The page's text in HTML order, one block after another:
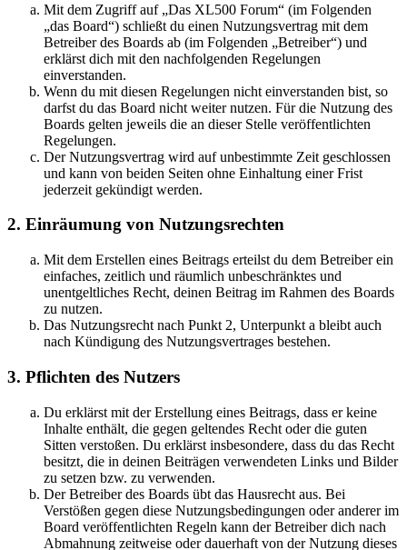
Mit dem Zugriff auf „Das XL500 Forum“ (im Folgenden
„das Board“) schließt du einen Nutzungsvertrag mit dem
Betreiber des Boards ab (im Folgenden „Betreiber“) und
erklärst dich mit den nachfolgenden Regelungen
einverstanden.
Wenn du mit diesen Regelungen nicht einverstanden bist, so
darfst du das Board nicht weiter nutzen. Für die Nutzung des
Boards gelten jeweils die an dieser Stelle veröffentlichten
Regelungen.
Der Nutzungsvertrag wird auf unbestimmte Zeit geschlossen
und kann von beiden Seiten ohne Einhaltung einer Frist
jederzeit gekündigt werden.
2. Einräumung von Nutzungsrechten
Mit dem Erstellen eines Beitrags erteilst du dem Betreiber ein
einfaches, zeitlich und räumlich unbeschränktes und
unentgeltliches Recht, deinen Beitrag im Rahmen des Boards
zu nutzen.
Das Nutzungsrecht nach Punkt 2, Unterpunkt a bleibt auch
nach Kündigung des Nutzungsvertrages bestehen.
3. Pflichten des Nutzers
Du erklärst mit der Erstellung eines Beitrags, dass er keine
Inhalte enthält, die gegen geltendes Recht oder die guten
Sitten verstoßen. Du erklärst insbesondere, dass du das Recht
besitzt, die in deinen Beiträgen verwendeten Links und Bilder
zu setzen bzw. zu verwenden.
Der Betreiber des Boards übt das Hausrecht aus. Bei
Verstößen gegen diese Nutzungsbedingungen oder anderer im
Board veröffentlichten Regeln kann der Betreiber dich nach
Abmahnung zeitweise oder dauerhaft von der Nutzung dieses